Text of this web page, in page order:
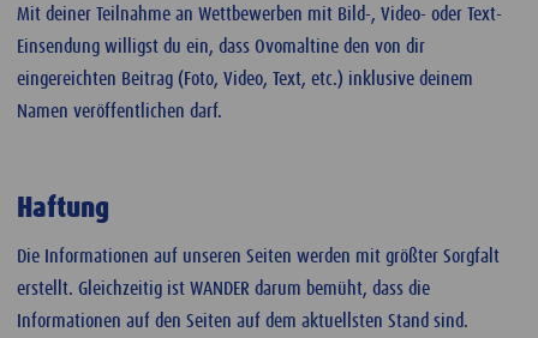
Mit deiner Teilnahme an Wettbewerben mit Bild-, Video- oder Text-
Einsendung willigst du ein, dass Ovomaltine den von dir
eingereichten Beitrag (Foto, Video, Text, etc.) inklusive deinem
Namen veröffentlichen darf.
Haftung
Die Informationen auf unseren Seiten werden mit größter Sorgfalt
erstellt. Gleichzeitig ist WANDER darum bemüht, dass die
Informationen auf den Seiten auf dem aktuellsten Stand sind.